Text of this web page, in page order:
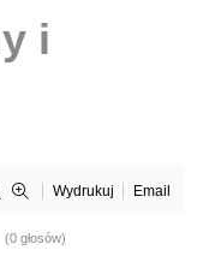
i
Wydrukuj Email
(0 głosów)